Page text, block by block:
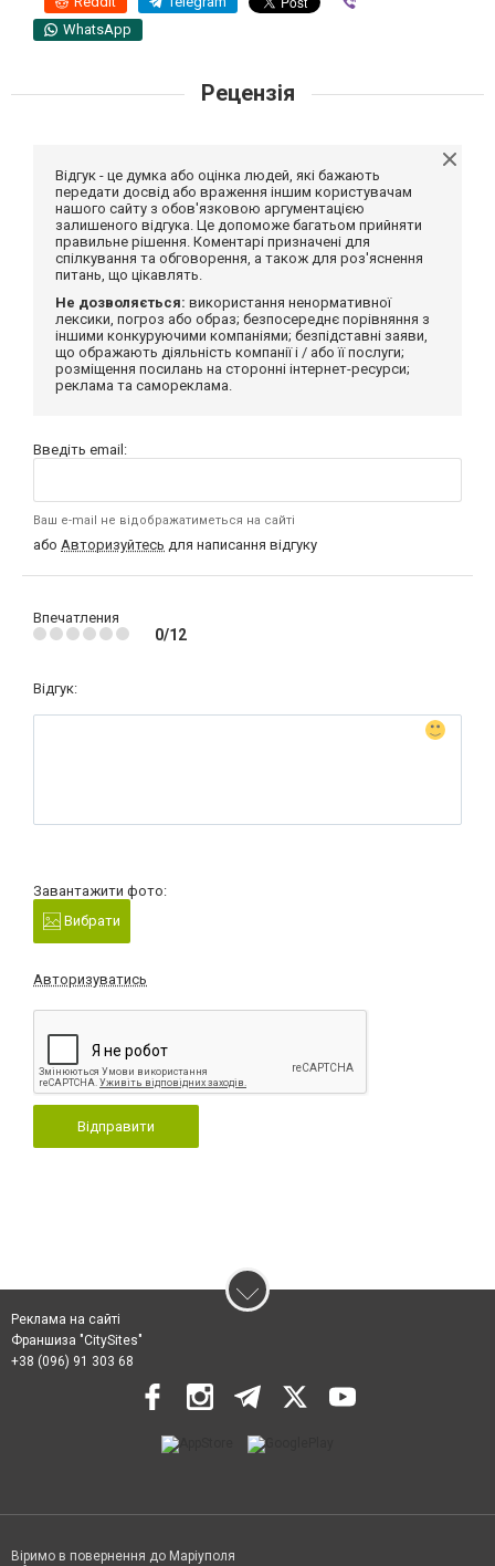
WhatsApp
Рецензія
Відгук - це думка або оцінка людей, які бажають
передати досвід або враження іншим користувачам
нашого сайту з обов'язковою аргументацією
залишеного відгука. Це допоможе багатьом прийняти
правильне рішення. Коментарі призначені для
спілкування та обговорення, а також для роз'яснення
питань, що цікавлять.
Не дозволяється: використання ненормативної
лексики, погроз або образ; безпосереднє порівняння з
іншими конкуруючими компаніями; безпідставні заяви,
що ображають діяльність компанії і / або її послуги;
розміщення посилань на сторонні інтернет-ресурси;
реклама та самореклама.
Введіть email:
Ваш e-mail не відображатиметься на сайті
або Авторизуйтесь для написання відгуку
Впечатления
0/12
Відгук:
Завантажити фото:
Вибрати
Авторизуватись
Відправити
Реклама на сайті
Франшиза "CitySites"
+38 (096) 91 303 68
Віримо в повернення до Маріуполя